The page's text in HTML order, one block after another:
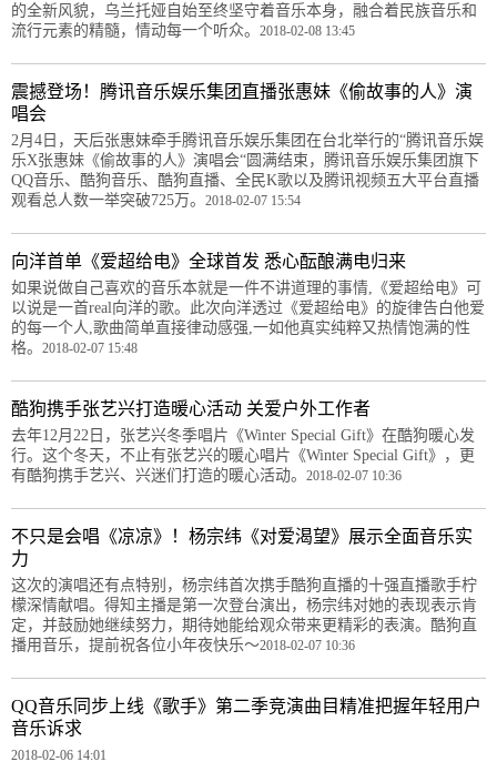
的全新风貌，乌兰托娅自始至终坚守着音乐本身，融合着民族音乐和
流行元素的精髓，情动每一个听众。 2018-02-08 13:45
震撼登场！腾讯音乐娱乐集团直播张惠妹《偷故事的人》演
唱会
2月4日，天后张惠妹牵手腾讯音乐娱乐集团在台北举行的“腾讯音乐娱
乐X张惠妹《偷故事的人》演唱会“圆满结束，腾讯音乐娱乐集团旗下
QQ音乐、酷狗音乐、酷狗直播、全民K歌以及腾讯视频五大平台直播
观看总人数一举突破725万。 2018-02-07 15:54
向洋首单《爱超给电》全球首发 悉心酝酿满电归来
如果说做自己喜欢的音乐本就是一件不讲道理的事情,《爱超给电》可
以说是一首real向洋的歌。此次向洋透过《爱超给电》的旋律告白他爱
的每一个人,歌曲简单直接律动感强,一如他真实纯粹又热情饱满的性
格。 2018-02-07 15:48
酷狗携手张艺兴打造暖心活动 关爱户外工作者
去年12月22日，张艺兴冬季唱片《Winter Special Gift》在酷狗暖心发
行。这个冬天，不止有张艺兴的暖心唱片《Winter Special Gift》，更
有酷狗携手艺兴、兴迷们打造的暖心活动。 2018-02-07 10:36
不只是会唱《凉凉》！杨宗纬《对爱渴望》展示全面音乐实
力
这次的演唱还有点特别，杨宗纬首次携手酷狗直播的十强直播歌手柠
檬深情献唱。得知主播是第一次登台演出，杨宗纬对她的表现表示肯
定，并鼓励她继续努力，期待她能给观众带来更精彩的表演。酷狗直
播用音乐，提前祝各位小年夜快乐～2018-02-07 10:36
QQ音乐同步上线《歌手》第二季竞演曲目精准把握年轻用户
音乐诉求
2018-02-06 14:01